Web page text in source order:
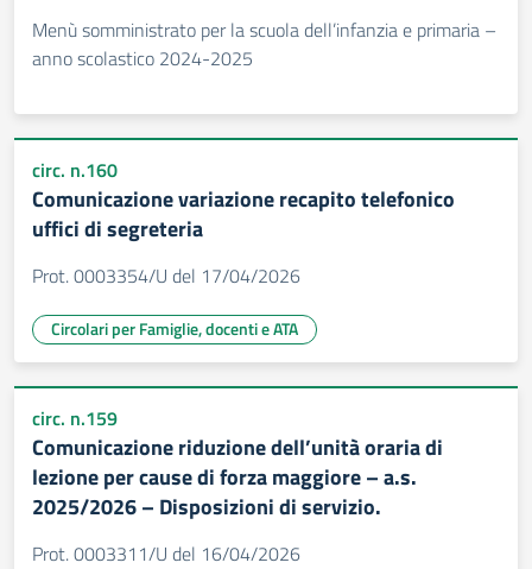
Menù somministrato per la scuola dell’infanzia e primaria –
anno scolastico 2024-2025
circ. n.160
Comunicazione variazione recapito telefonico
uffici di segreteria
Prot. 0003354/U del 17/04/2026
Circolari per Famiglie, docenti e ATA
circ. n.159
Comunicazione riduzione dell’unità oraria di
lezione per cause di forza maggiore – a.s.
2025/2026 – Disposizioni di servizio.
Prot. 0003311/U del 16/04/2026